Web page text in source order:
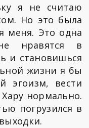
я не считаю
Но это была
меня. Это одна
нравятся в
и становишься
жизни я бы
эгоизм, вести
нормально.
погрузился в